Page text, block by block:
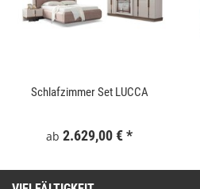
Schlafzimmer Set LUCCA
ab 2.629,00 €*